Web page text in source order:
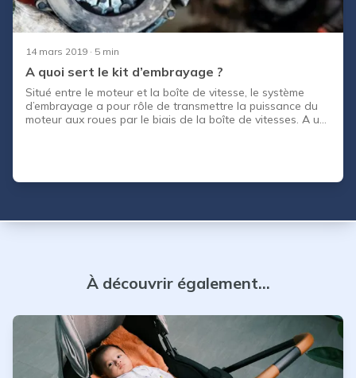
14 mars 2019 · 5 min
A quoi sert le kit d’embrayage ?
Situé entre le moteur et la boîte de vitesse, le système
d’embrayage a pour rôle de transmettre la puissance du
moteur aux roues par le biais de la boîte de vitesses. A un
À découvrir également...